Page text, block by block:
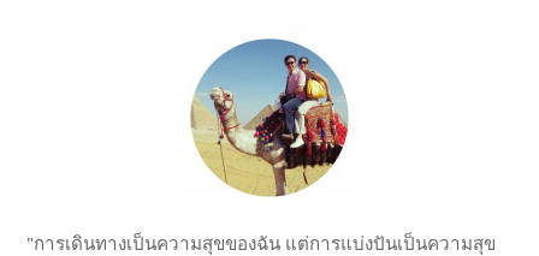
"การเดินทางเป็นความสุขของฉัน แต่การแบ่งปันเป็นความสุข